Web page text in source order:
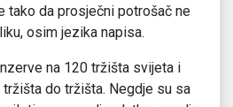
tako da prosječni potrošač ne
osim jezika napisa.
na 120 tržišta svijeta i
do tržišta. Negdje su sa